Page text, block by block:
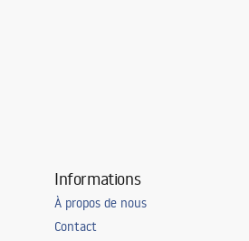
Informations
À propos de nous
Contact